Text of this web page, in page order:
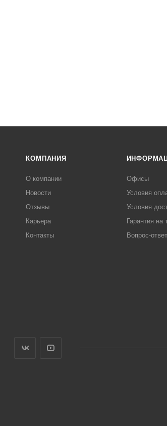
КОМПАНИЯ
О компании
Новости
Отзывы
Карьера
Контакты
Офисы
Условия
Условия
Гарантия на
Вопрос-ответ